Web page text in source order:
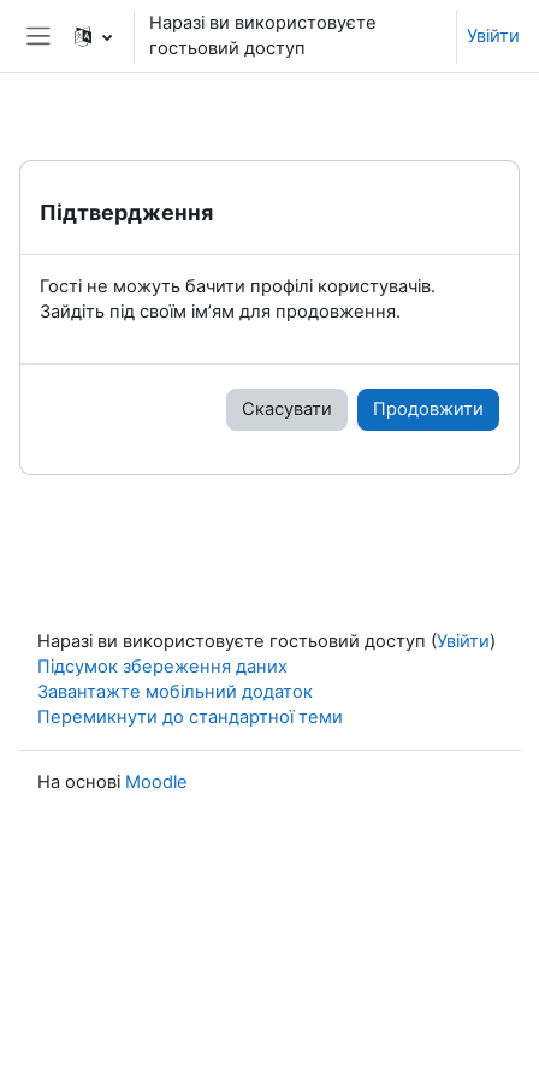
Перейти до головного вмісту
Бокова панель
Наразі ви використовуєте
гостьовий доступ
Увійти
Підтвердження
Гості не можуть бачити профілі користувачів.
Зайдіть під своїм ім’ям для продовження.
Скасувати Продовжити
Наразі ви використовуєте гостьовий доступ (Увійти)
Підсумок збереження даних
Завантажте мобільний додаток
Перемикнути до стандартної теми
На основі Moodle